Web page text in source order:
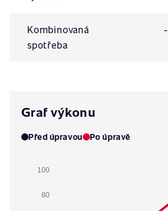
Kombinovaná
spotřeba
-
Graf výkonu
Před úpravou Po úpravě
100
80